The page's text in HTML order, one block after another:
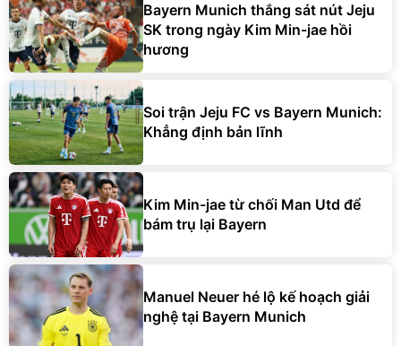
Bayern Munich thắng sát nút Jeju
SK trong ngày Kim Min-jae hồi
hương
Soi trận Jeju FC vs Bayern Munich:
Khẳng định bản lĩnh
Kim Min-jae từ chối Man Utd để
bám trụ lại Bayern
Manuel Neuer hé lộ kế hoạch giải
nghệ tại Bayern Munich